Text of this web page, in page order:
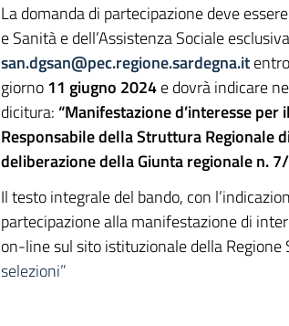
La domanda di partecipazione deve
e Sanità e dell’Assistenza Sociale
san.dgsan@pec.regione.sardegna.it
giorno11 giugno 2024e dovrà indicare
dicitura:“Manifestazione d’interesse
Responsabile della Struttura Regionale
deliberazione della Giunta regionale n.
Il testo integrale del bando, con
partecipazione alla manifestazione di
on-line sul sito istituzionale della Regione
selezioni”